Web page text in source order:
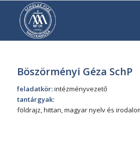
Böszörményi Géza SchP
feladatkör:intézményvezető
tantárgyak:
földrajz, hittan, magyar nyelv és